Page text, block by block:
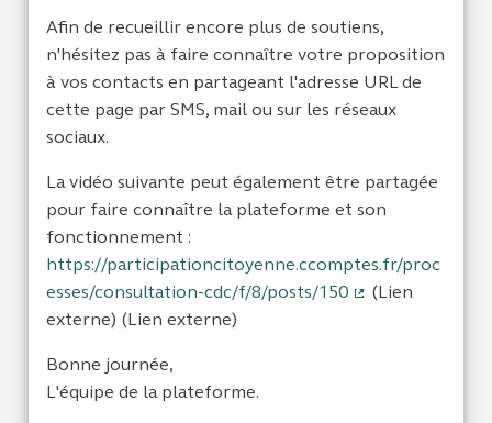
Afin de recueillir encore plus de soutiens,
n'hésitez pas à faire connaître votre proposition
à vos contacts en partageant l'adresse URL de
cette page par SMS, mail ou sur les réseaux
sociaux.
La vidéo suivante peut également être partagée
pour faire connaître la plateforme et son
fonctionnement :
https://participationcitoyenne.ccomptes.fr/proc
esses/consultation-cdc/f/8/posts/150
(Lien
externe) (Lien externe)
Bonne journée,
L'équipe de la plateforme.